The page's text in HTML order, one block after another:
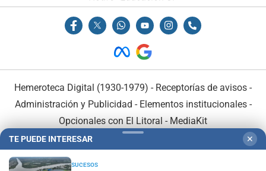
Hemeroteca Digital (1930-1979) - Receptorías de avisos -
Administración y Publicidad - Elementos institucionales-
Opcionales con El Litoral - MediaKit
TE PUEDE INTERESAR ✕
SUCESOS